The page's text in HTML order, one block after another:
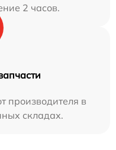
2 часов.
производителя в
складах.